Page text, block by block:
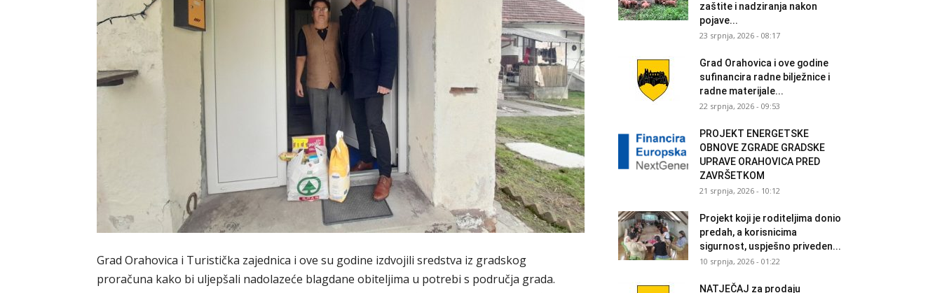
Grad Orahovica i Turistička zajednica i ove su godine izdvojili sredstva iz gradskog
proračuna kako bi uljepšali nadolazeće blagdane obiteljima u potrebi s područja grada.
zaštite i nadziranja nakon
pojave...
23 srpnja, 2026 - 08:17
Grad Orahovica i ove godine
sufinancira radne bilježnice i
radne materijale...
22 srpnja, 2026 - 09:53
PROJEKT ENERGETSKE
OBNOVE ZGRADE GRADSKE
UPRAVE ORAHOVICA PRED
ZAVRŠETKOM
21 srpnja, 2026 - 10:12
Projekt koji je roditeljima donio
predah, a korisnicima
sigurnost, uspješno priveden...
10 srpnja, 2026 - 01:22
NATJEČAJ za prodaju